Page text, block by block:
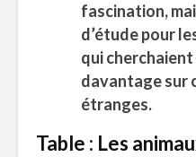
fascination,
d’étude pour
qui
davantage sur
étranges.
Table : Les